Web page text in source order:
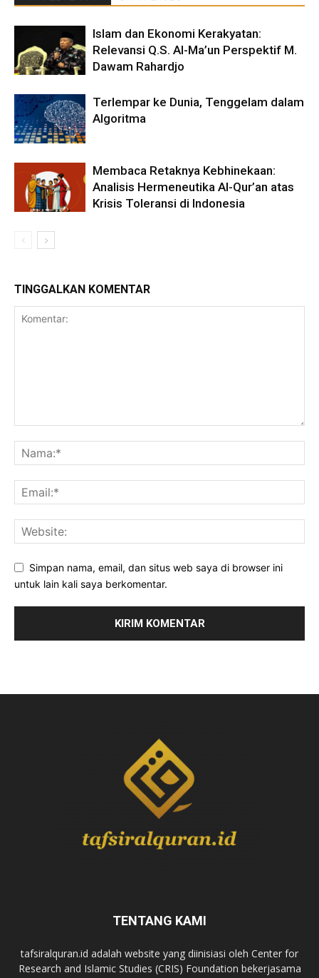
Islam dan Ekonomi Kerakyatan:
Relevansi Q.S. Al-Ma’un Perspektif M.
Dawam Rahardjo
Terlempar ke Dunia, Tenggelam dalam
Algoritma
Membaca Retaknya Kebhinekaan:
Analisis Hermeneutika Al-Qur’an atas
Krisis Toleransi di Indonesia
TINGGALKAN KOMENTAR
Simpan nama, email, dan situs web saya di browser ini
untuk lain kali saya berkomentar.
TENTANG KAMI
tafsiralquran.id adalah website yang diinisiasi oleh Center for
Research and Islamic Studies (CRIS) Foundation bekerjasama